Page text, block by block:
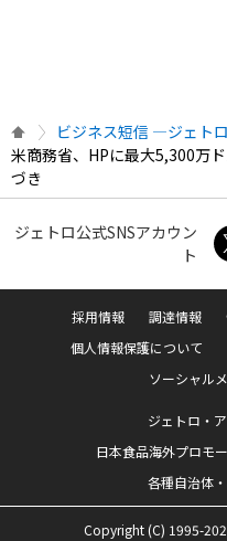
ビジネス短信 ―ジェト
米商務省、HPに最大5,300万
づき
ジェトロ公式SNSアカウン
ト
採用情報 調達情報
個人情報保護について
ソーシャル
ジェトロ・
日本食品海外プロモ
各種自治体
Copyright (C) 1995-